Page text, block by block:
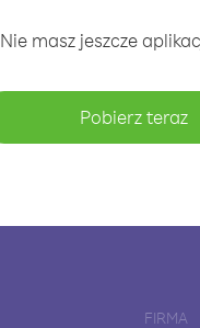
Nie masz jeszcze
Pobierz teraz
FIRMA